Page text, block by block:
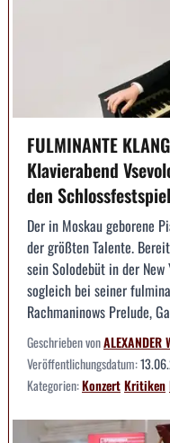
FULMINANTE
Klavierabend
den
Der in Moskau geborene
der größten Talente.
sein Solodebüt in der
sogleich bei seiner
Rachmaninows Prelude,
Geschrieben vonALEXANDER
Veröffentlichungsdatum:
Kategorien:KonzertKritiken